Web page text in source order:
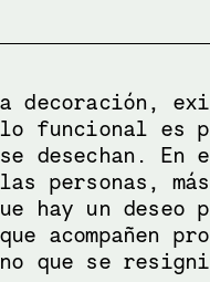
a decoración,
funcional es
desechan. En
personas,
hay un deseo
acompañen
que se